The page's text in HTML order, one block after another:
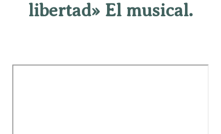
libertad» El musical.